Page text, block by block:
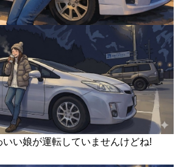
い娘が運転していませんけどね!